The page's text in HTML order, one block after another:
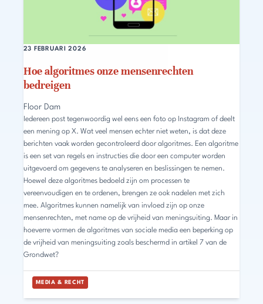
Hoe algoritmes onze mensenrechten
bedreigen
23 FEBRUARI 2026
Floor Dam
Iedereen post tegenwoordig wel eens een foto op Instagram of deelt
een mening op X. Wat veel mensen echter niet weten, is dat deze
berichten vaak worden gecontroleerd door algoritmes. Een algoritme
is een set van regels en instructies die door een computer worden
uitgevoerd om gegevens te analyseren en beslissingen te nemen.
Hoewel deze algoritmes bedoeld zijn om processen te
vereenvoudigen en te ordenen, brengen ze ook nadelen met zich
mee. Algoritmes kunnen namelijk van invloed zijn op onze
mensenrechten, met name op de vrijheid van meningsuiting. Maar in
hoeverre vormen de algoritmes van sociale media een beperking op
de vrijheid van meningsuiting zoals beschermd in artikel 7 van de
Grondwet?
MEDIA & RECHT